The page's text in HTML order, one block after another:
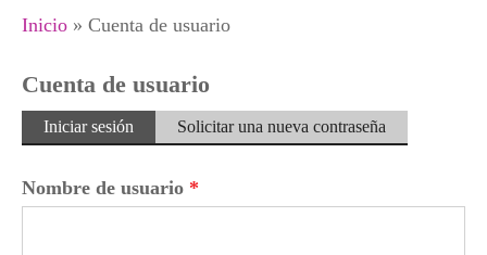
Se encuentra usted aquí
Inicio » Cuenta de usuario
Cuenta de usuario
Solapas principales
Iniciar sesión (solapaSolicitar una nueva contraseña
Nombre de usuario *